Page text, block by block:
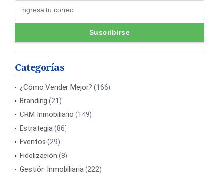
Categorías
¿Cómo Vender Mejor? (166)
Branding (21)
CRM Inmobiliario (149)
Estrategia(86)
Eventos (29)
Fidelización (8)
Gestión Inmobiliaria(222)